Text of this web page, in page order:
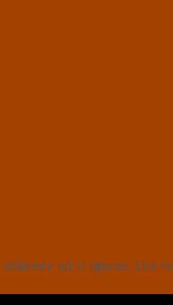
ud af øjnene. Det